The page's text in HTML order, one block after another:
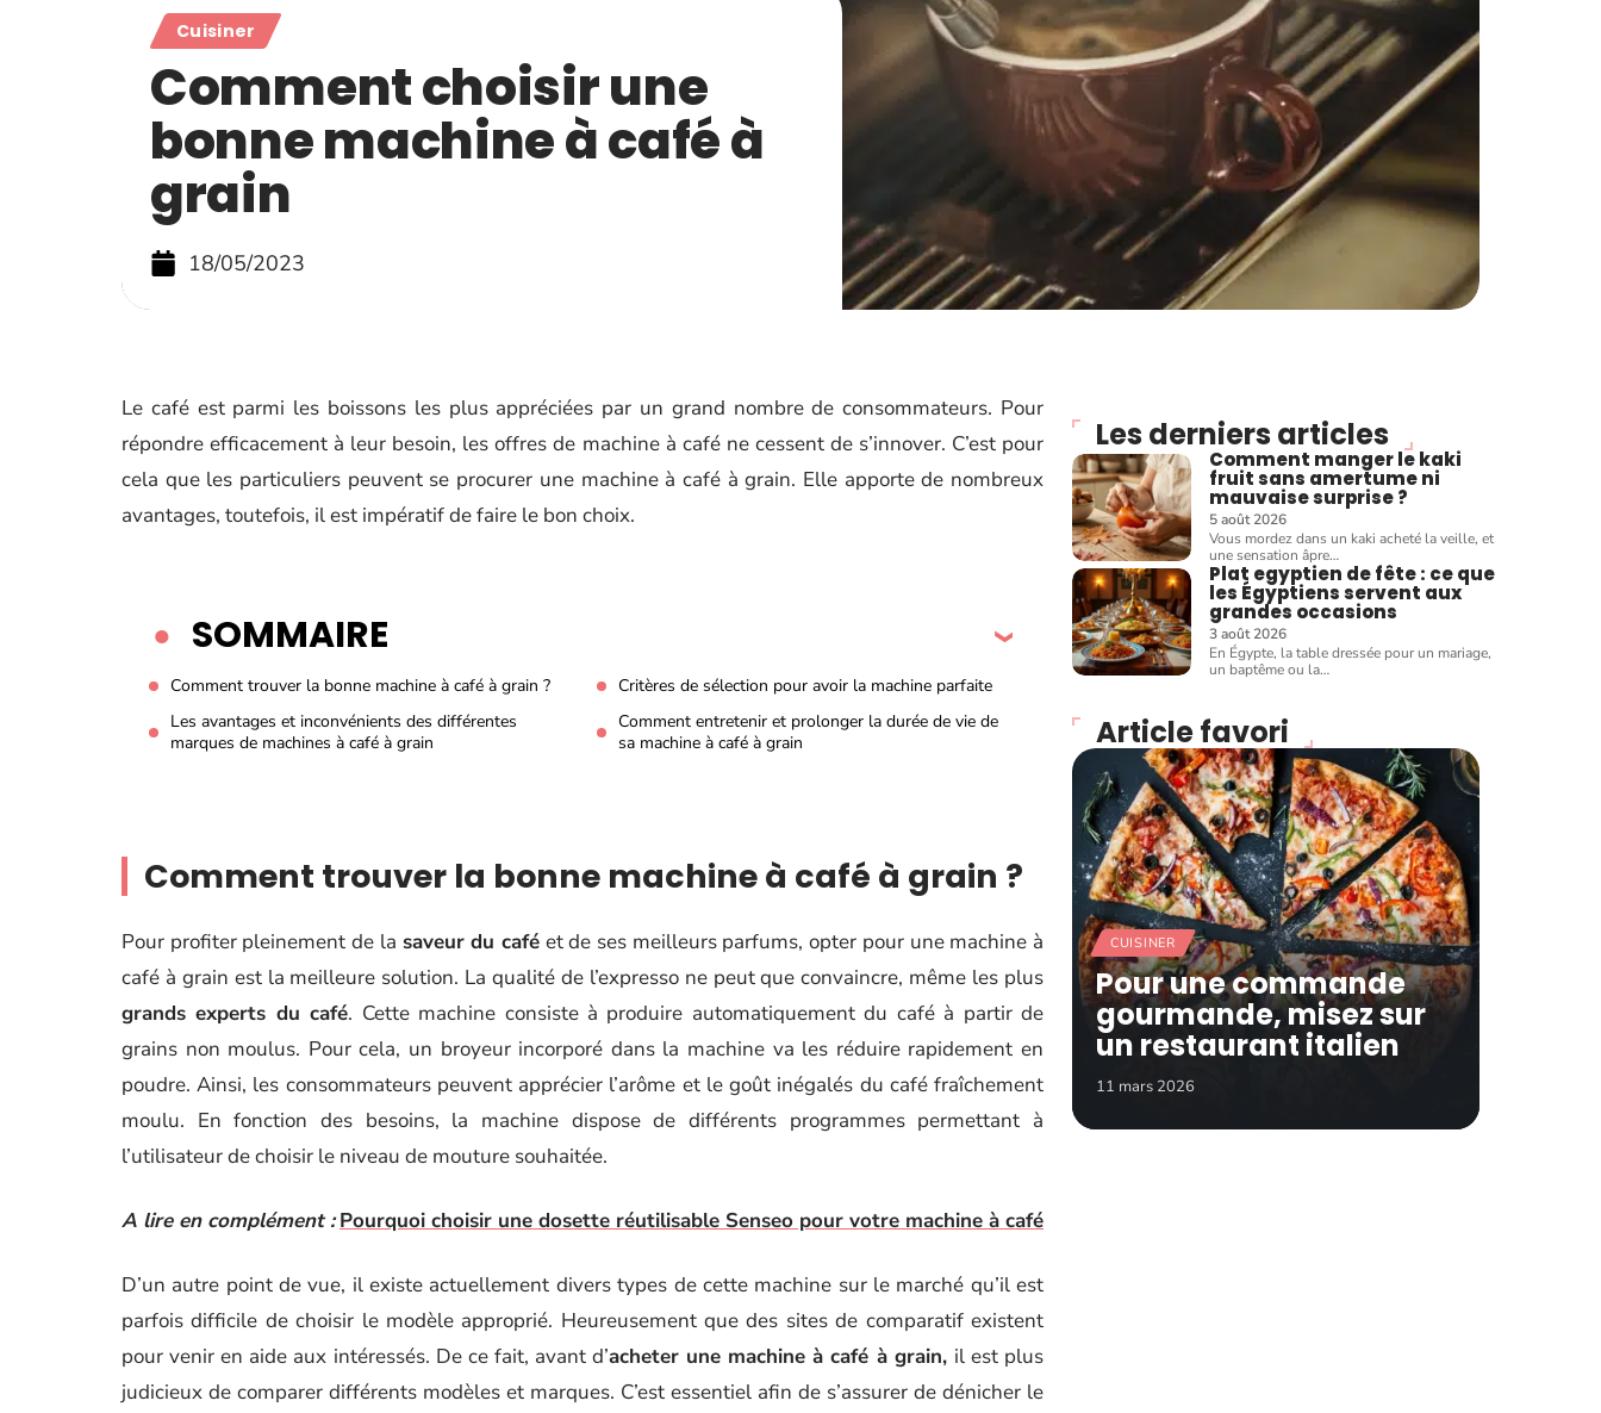
Cuisiner
Comment choisir une
bonne machine à café à
grain
18/05/2023
Le café est parmi les boissons les plus appréciées par un grand nombre de consommateurs. Pour
répondre efficacement à leur besoin, les offres de machine à café ne cessent de s’innover. C’est pour
cela que les particuliers peuvent se procurer une machine à café à grain. Elle apporte de nombreux
avantages, toutefois, il est impératif de faire le bon choix.
SOMMAIRE
Comment trouver la bonne machine à café à grain ?
Critères de sélection pour avoir la machine parfaite
Les avantages et inconvénients des différentes
marques de machines à café à grain
Comment entretenir et prolonger la durée de vie de
sa machine à café à grain
Comment trouver la bonne machine à café à grain ?
Pour profiter pleinement de la saveur du caféet de ses meilleurs parfums, opter pour une machine à
café à grain est la meilleure solution. La qualité de l’expresso ne peut que convaincre, même les plus
grands experts du café. Cette machine consiste à produire automatiquement du café à partir de
grains non moulus. Pour cela, un broyeur incorporé dans la machine va les réduire rapidement en
poudre. Ainsi, les consommateurs peuvent apprécier l’arôme et le goût inégalés du café fraîchement
moulu. En fonction des besoins, la machine dispose de différents programmes permettant à
l’utilisateur de choisir le niveau de mouture souhaitée.
A lire en complément : Pourquoi choisir une dosette réutilisable Senseo pour votre machine à café
D’un autre point de vue, il existe actuellement divers types de cette machine sur le marché qu’il est
parfois difficile de choisir le modèle approprié. Heureusement que des sites de comparatif existent
pour venir en aide aux intéressés. De ce fait, avant d’acheter une machine à café à grain, il est plus
judicieux de comparer différents modèles et marques. C’est essentiel afin de s’assurer de dénicher le
Les derniers articles
Comment manger le kaki
fruit sans amertume ni
mauvaise surprise ?
5 août 2026
Vous mordez dans un kaki acheté la veille, et
une sensation âpre…
Plat egyptien de fête : ce que
les Égyptiens servent aux
grandes occasions
3 août 2026
En Égypte, la table dressée pour un mariage,
un baptême ou la…
Article favori
CUISINER
Pour une commande
gourmande, misez sur
un restaurant italien
11 mars 2026